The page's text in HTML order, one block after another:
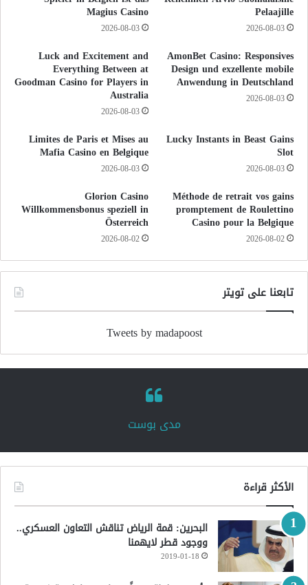
Pelaajille
2026-08-03
Magius Casino
2026-08-03
AmonBet Casino: Responsives
Design und exzellente mobile
Anwendung in Deutschland
2026-08-03
Luck and Excitement and
Everything Between at
Goodman Casino for Players in
Australia
2026-08-03
Lucky Instants in Beast Gains
Slot
2026-08-03
Limites de Paris et Mises au
Mafia Casino en Belgique
2026-08-03
Méthode de retrait vos gains
promptement de Roulettino
Casino pour la Belgique
2026-08-02
Glorion Casino
Willkommensbonus speziell in
Österreich
2026-08-02
تابعنا على تويتر
Tweets by madapoost
‏مدى بوست‏
الأكثر قراءة
البحرين: قمة الرياض تناقش التعاون العسكري..
ووجود قطر لايهمنا
2019-01-18